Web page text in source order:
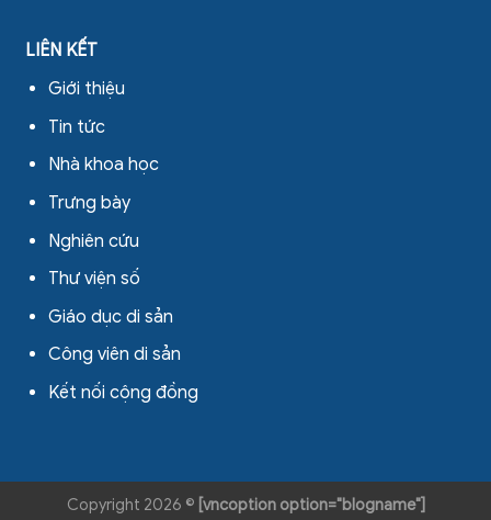
LIÊN KẾT
Giới thiệu
Tin tức
Nhà khoa học
Trưng bày
Nghiên cứu
Thư viện số
Giáo dục di sản
Công viên di sản
Kết nối cộng đồng
Copyright 2026 © [vncoption option="blogname"]